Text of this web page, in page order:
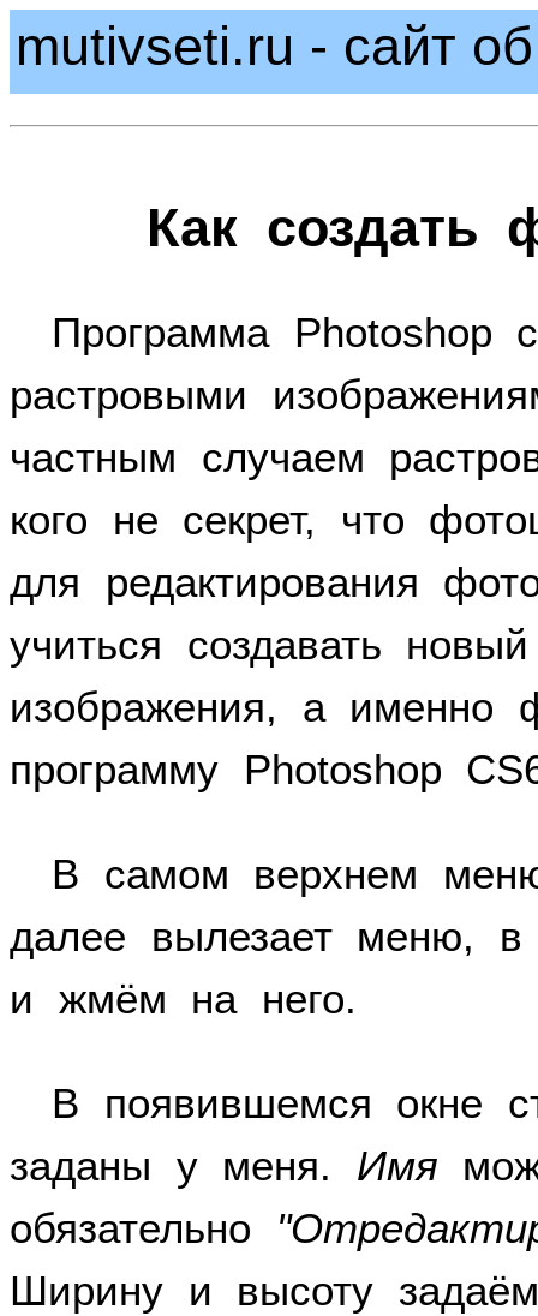
mutivseti.ru - сайт
Как создать
Программа Photoshop
растровыми
частным случаем
кого не секрет, что
для редактирования
учиться создавать
изображения, а именно
программу Photoshop
В самом верхнем
далее вылезает меню,
и жмём на него.
В появившемся окне
заданы у меня. Имя
обязательно
Ширину и высоту